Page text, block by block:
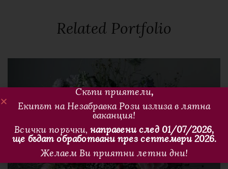
Related Portfolio
Скъпи приятели,
Екипът на Незабравка Рози излиза в лятна
ваканция!
Всички поръчки, направени след 01/07/2026,
ще бъдат обработвани през септември 2026.
Желаем Ви приятни летни дни!